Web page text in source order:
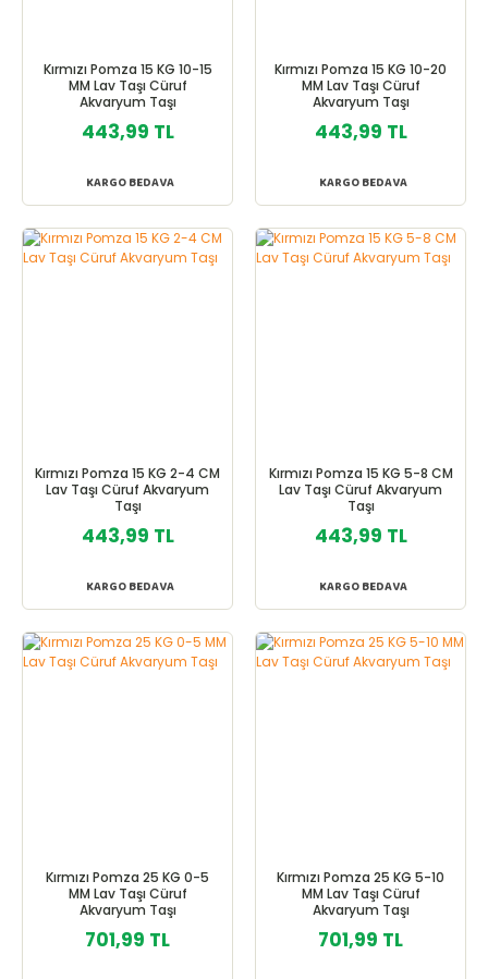
Kırmızı Pomza 15 KG 10-15
MM Lav Taşı Cüruf
Akvaryum Taşı
443,99 TL
KARGO BEDAVA
Kırmızı Pomza 15 KG 10-20
MM Lav Taşı Cüruf
Akvaryum Taşı
443,99 TL
KARGO BEDAVA
Kırmızı Pomza 15 KG 2-4 CM
Lav Taşı Cüruf Akvaryum
Taşı
443,99 TL
KARGO BEDAVA
Kırmızı Pomza 15 KG 5-8 CM
Lav Taşı Cüruf Akvaryum
Taşı
443,99 TL
KARGO BEDAVA
Kırmızı Pomza 25 KG 0-5
MM Lav Taşı Cüruf
Akvaryum Taşı
701,99 TL
Kırmızı Pomza 25 KG 5-10
MM Lav Taşı Cüruf
Akvaryum Taşı
701,99 TL